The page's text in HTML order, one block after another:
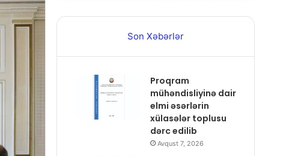
Son Xəbərlər
Proqram
mühəndisliyinə dair
elmi əsərlərin
xülasələr toplusu
dərc edilib
Avqust 7, 2026